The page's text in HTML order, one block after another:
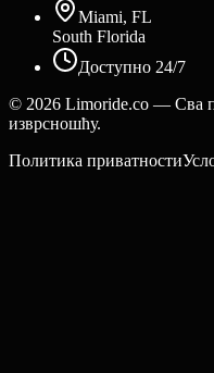
Miami, FL
South Florida
Доступно 24/7
© 2026 Limoride.co — Сва
изврсношћу.
Политика приватности